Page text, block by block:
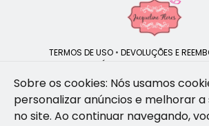
TERMOS DE USO • DEVOLUÇÕES E
POLÍTICA DE PRIVACIDADE
Jacqueline Flores | CNPJ:
Sobre os cookies: Nós usamos
personalizar anúncios e melhorar
no site. Ao continuar navegando,